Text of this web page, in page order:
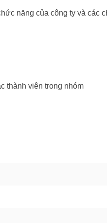
năng của công ty và các
thành viên trong nhóm